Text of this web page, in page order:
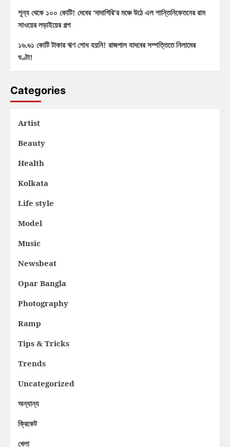
শূন্য থেকে ১০০ কোটি! দেবের ‘দাদাগিরি’র মঞ্চে উঠে এল শান্তিনিকেতনের রাম
সাওয়ের লড়াইয়ের গল্প
১৬.৬১ কোটি টাকার ঋণ শোধ হয়নি! রাজপাল যাদবের সম্পত্তিতে নিলামের
ঘণ্টা!
Categories
Artist
Beauty
Health
Kolkata
Life style
Model
Music
Newsbeat
Opar Bangla
Photography
Ramp
Tips & Tricks
Trends
Uncategorized
অন্যান্য
ক্রিকেট
খেলা